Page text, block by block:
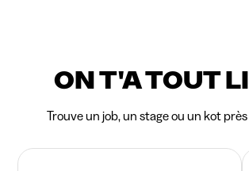
ON T'A TOUT
Trouve un job, un stage ou un kot